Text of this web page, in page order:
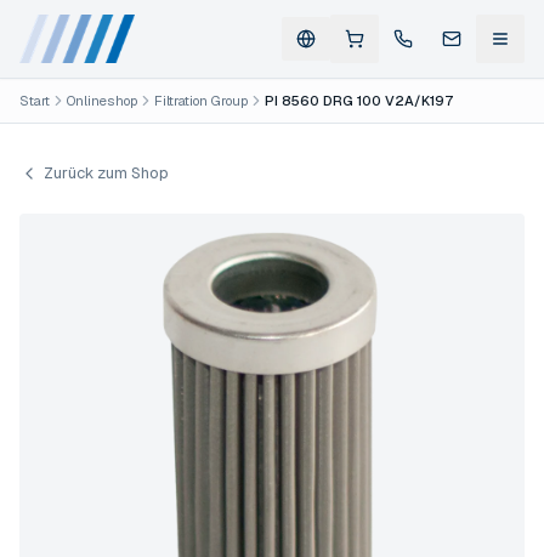
Start Onlineshop Filtration Group PI 8560 DRG 100 V2A/K197
Zurück zum Shop